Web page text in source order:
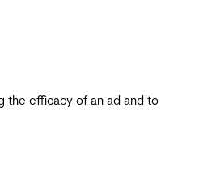
the efficacy of an ad and to